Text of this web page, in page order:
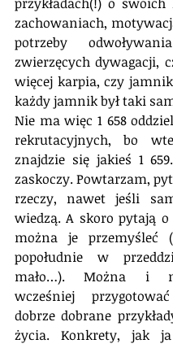
przykładach(!) o
zachowaniach,
potrzeby
zwierzęcych dywagacji,
więcej karpia, czy
każdy jamnik był taki
Nie ma więc 1 658
rekrutacyjnych, bo
znajdzie się jakieś 1
zaskoczy. Powtarzam,
rzeczy, nawet jeśli
wiedzą. A skoro pytają o
można je przemyśleć
popołudnie w
mało…). Można i
wcześniej
dobrze dobrane
życia. Konkrety, jak